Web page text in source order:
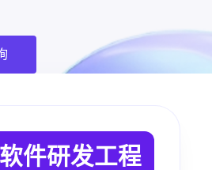
件研发工程